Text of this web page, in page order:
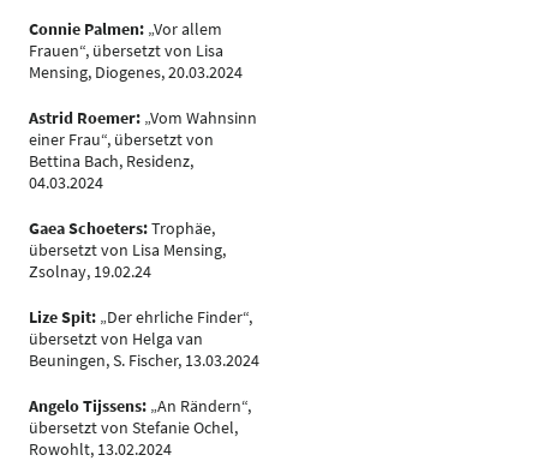
Connie Palmen: „Vor allem
Frauen“, übersetzt von Lisa
Mensing, Diogenes, 20.03.2024
Astrid Roemer: „Vom Wahnsinn
einer Frau“, übersetzt von
Bettina Bach, Residenz,
04.03.2024
Gaea Schoeters:Trophäe,
übersetzt von Lisa Mensing,
Zsolnay, 19.02.24
Lize Spit: „Der ehrliche Finder“,
übersetzt von Helga van
Beuningen, S. Fischer, 13.03.2024
Angelo Tijssens: „An Rändern“,
übersetzt von Stefanie Ochel,
Rowohlt, 13.02.2024